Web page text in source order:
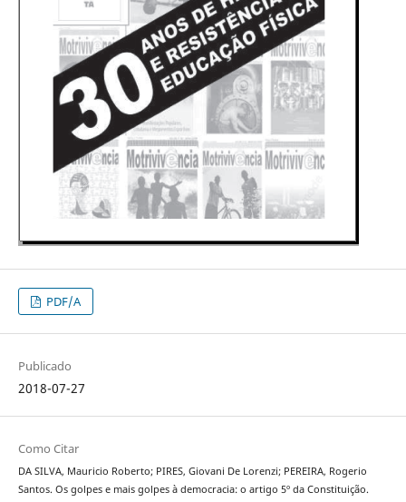
PDF/A
Publicado
2018-07-27
Como Citar
DA SILVA, Mauricio Roberto; PIRES, Giovani De Lorenzi; PEREIRA, Rogerio
Santos. Os golpes e mais golpes à democracia: o artigo 5º da Constituição.